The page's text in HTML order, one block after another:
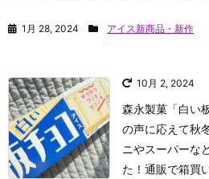
1月 28, 2024 アイス新商品・新作
10月 2, 2024
森永製菓「白い
の声に応えて秋
ニやスーパーな
た！通販で箱買